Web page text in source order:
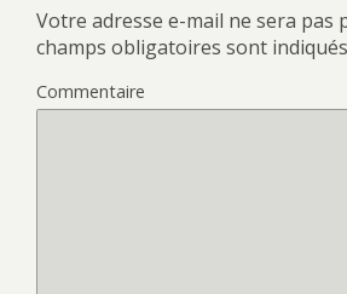
Votre adresse e-mail ne sera pas
champs obligatoires sont
Commentaire